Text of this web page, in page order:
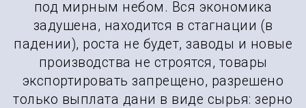
под мирным небом. Вся экономика
задушена, находится в стагнации (в
падении), роста не будет, заводы и новые
производства не строятся, товары
экспортировать запрещено, разрешено
только выплата дани в виде сырья: зерно